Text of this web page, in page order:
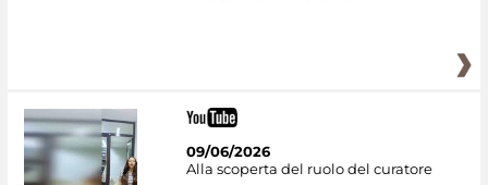
09/06/2026
Alla scoperta del ruolo del curatore